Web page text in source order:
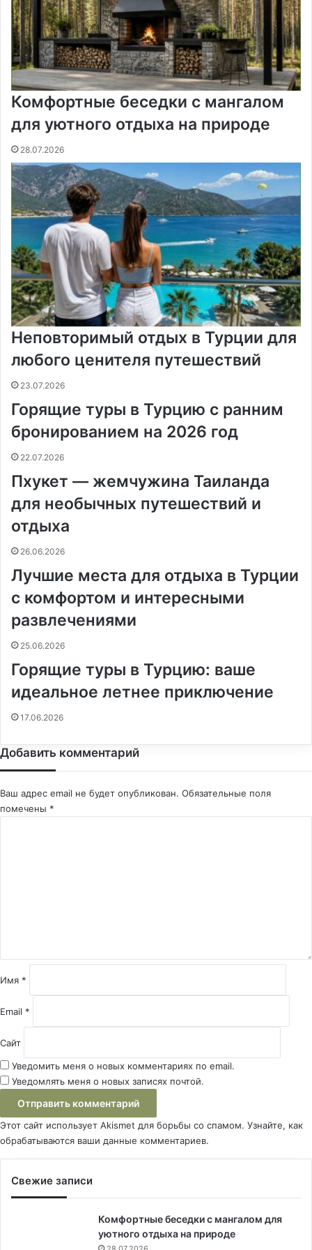
к
и
Комфортные беседки с мангалом
для уютного отдыха на природе
28.07.2026
Неповторимый отдых в Турции для
любого ценителя путешествий
23.07.2026
Горящие туры в Турцию с ранним
бронированием на 2026 год
22.07.2026
Пхукет — жемчужина Таиланда
для необычных путешествий и
отдыха
26.06.2026
Лучшие места для отдыха в Турции
с комфортом и интересными
развлечениями
25.06.2026
Горящие туры в Турцию: ваше
идеальное летнее приключение
17.06.2026
Добавить комментарий
Ваш адрес email не будет опубликован. Обязательные поля
помечены *
и
й
Имя *
Email *
Сайт
Уведомить меня о новых комментариях по email.
Уведомлять меня о новых записях почтой.
Этот сайт использует Akismet для борьбы со спамом. Узнайте, как
обрабатываются ваши данные комментариев.
Свежие записи
Комфортные беседки с мангалом для
уютного отдыха на природе